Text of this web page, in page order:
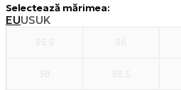
Selectează mărimea:
EUUSUK